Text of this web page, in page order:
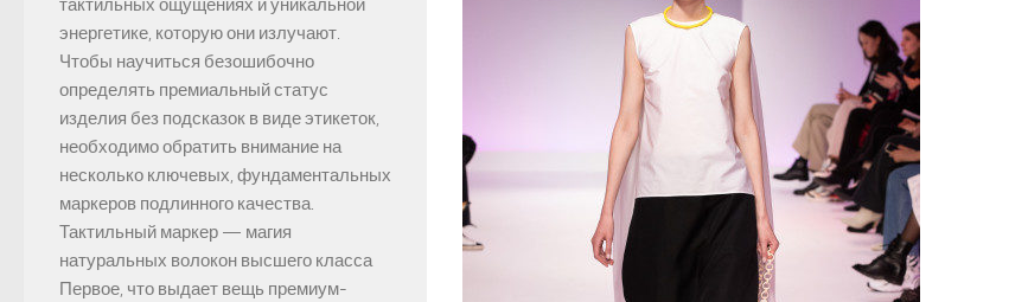
тактильных ощущениях и уникальной
энергетике, которую они излучают.
Чтобы научиться безошибочно
определять премиальный статус
изделия без подсказок в виде этикеток,
необходимо обратить внимание на
несколько ключевых, фундаментальных
маркеров подлинного качества.
Тактильный маркер — магия
натуральных волокон высшего класса
Первое, что выдает вещь премиум-